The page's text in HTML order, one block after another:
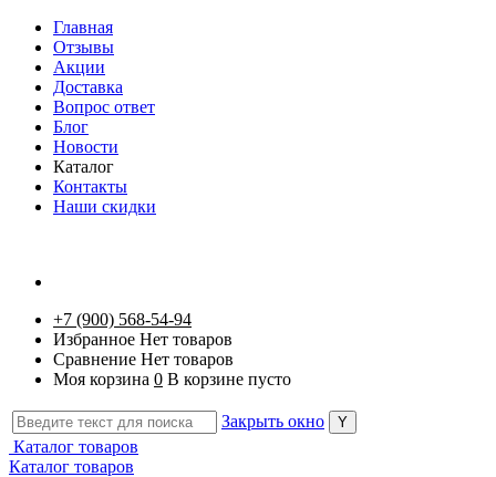
Главная
Отзывы
Акции
Доставка
Вопрос ответ
Блог
Новости
Каталог
Контакты
Наши скидки
+7 (900) 568-54-94
Избранное Нет товаров
Сравнение Нет товаров
Моя корзина 0 В корзине пусто
Закрыть окно
Каталог товаров
Каталог товаров